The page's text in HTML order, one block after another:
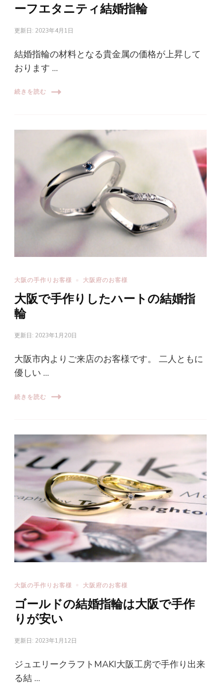
ーフエタニティ結婚指輪
更新日: 2023年4月1日
結婚指輪の材料となる貴金属の価格が上昇して
おります …
続きを読む
大阪の手作りお客様 大阪府のお客様
大阪で手作りしたハートの結婚指
輪
更新日: 2023年1月20日
大阪市内よりご来店のお客様です。 二人ともに
優しい …
続きを読む
大阪の手作りお客様 大阪府のお客様
ゴールドの結婚指輪は大阪で手作
りが安い
更新日: 2023年1月12日
ジュエリークラフトMAKI大阪工房で手作り出来
る結 …